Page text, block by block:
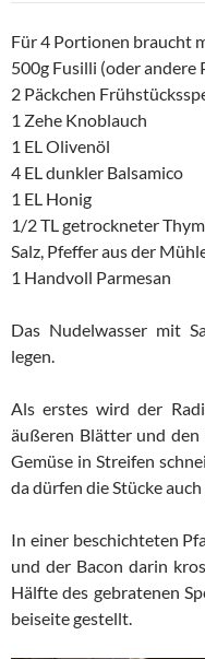
Für 4 Portionen braucht
500g Fusilli (oder andere
2 Päckchen
1 Zehe Knoblauch
1 EL Olivenöl
4 EL dunkler Balsamico
1 EL Honig
1/2 TL getrockneter
Salz, Pfeffer aus der
1 Handvoll Parmesan
Das Nudelwasser mit
legen.
Als erstes wird der
äußeren Blätter und
Gemüse in Streifen
da dürfen die Stücke
In einer beschichteten
und der Bacon darin
Hälfte des gebratenen
beiseite gestellt.